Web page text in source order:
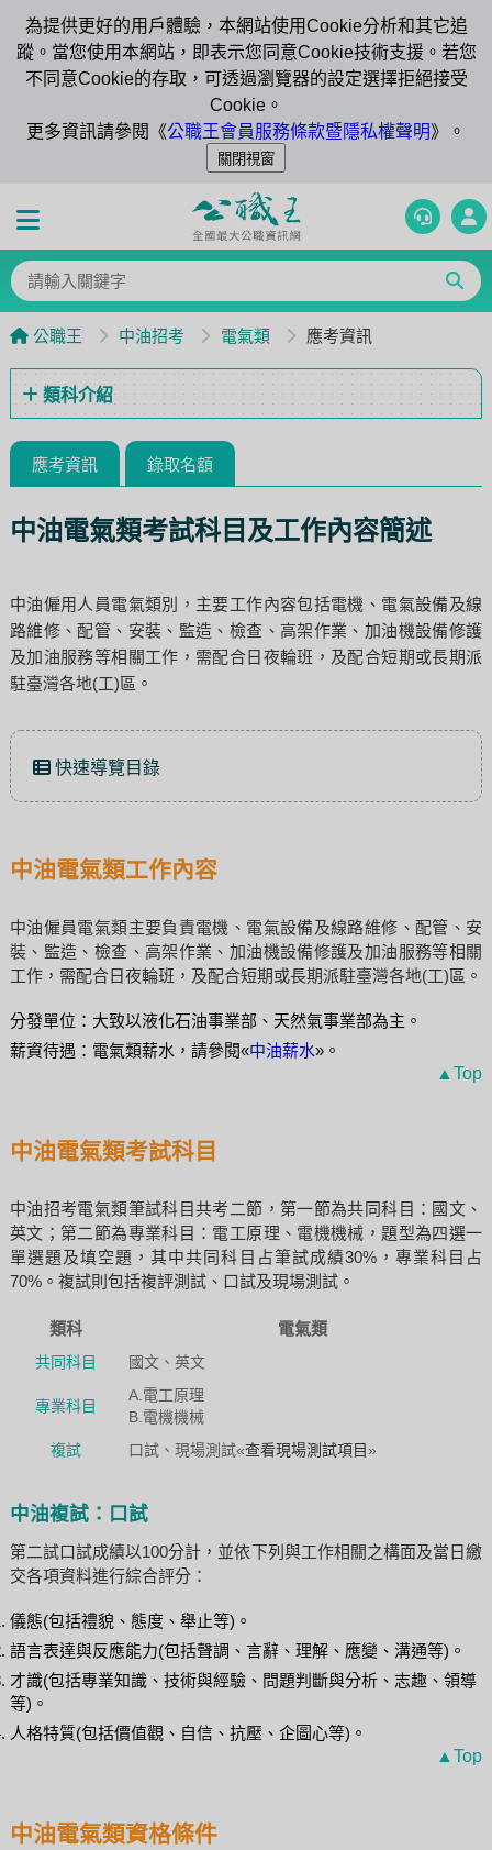
為提供更好的用戶體驗，本網站使用Cookie分析和其它追
蹤。當您使用本網站，即表示您同意Cookie技術支援。若您
不同意Cookie的存取，可透過瀏覽器的設定選擇拒絕接受
Cookie。
更多資訊請參閱《公職王會員服務條款暨隱私權聲明》。
公職王 中油招考 電氣類 應考資訊
類科介紹
應考資訊 錄取名額
中油電氣類考試科目及工作內容簡述
中油僱用人員電氣類別，主要工作內容包括電機、電氣設備及線
路維修、配管、安裝、監造、檢查、高架作業、加油機設備修護
及加油服務等相關工作，需配合日夜輪班，及配合短期或長期派
駐臺灣各地(工)區。
快速導覽目錄
中油電氣類工作內容
中油僱員電氣類主要負責電機、電氣設備及線路維修、配管、安
裝、監造、檢查、高架作業、加油機設備修護及加油服務等相關
工作，需配合日夜輪班，及配合短期或長期派駐臺灣各地(工)區。
分發單位：大致以液化石油事業部、天然氣事業部為主。
薪資待遇：電氣類薪水，請參閱«中油薪水»。
▲Top
中油電氣類考試科目
中油招考電氣類筆試科目共考二節，第一節為共同科目：國文、
英文；第二節為專業科目：電工原理、電機機械，題型為四選一
單選題及填空題，其中共同科目占筆試成績30%，專業科目占
70%。複試則包括複評測試、口試及現場測試。
類科 電氣類
共同科目 國文、英文
專業科目
A.電工原理
B.電機機械
複試
口試、現場測試«查看現場測試項目 »
中油複試：口試
第二試口試成績以100分計，並依下列與工作相關之構面及當日繳
交各項資料進行綜合評分：
儀態(包括禮貌、態度、舉止等)。
語言表達與反應能力(包括聲調、言辭、理解、應變、溝通等)。
才識(包括專業知識、技術與經驗、問題判斷與分析、志趣、領導
等)。
人格特質(包括價值觀、自信、抗壓、企圖心等)。
▲Top
中油電氣類資格條件